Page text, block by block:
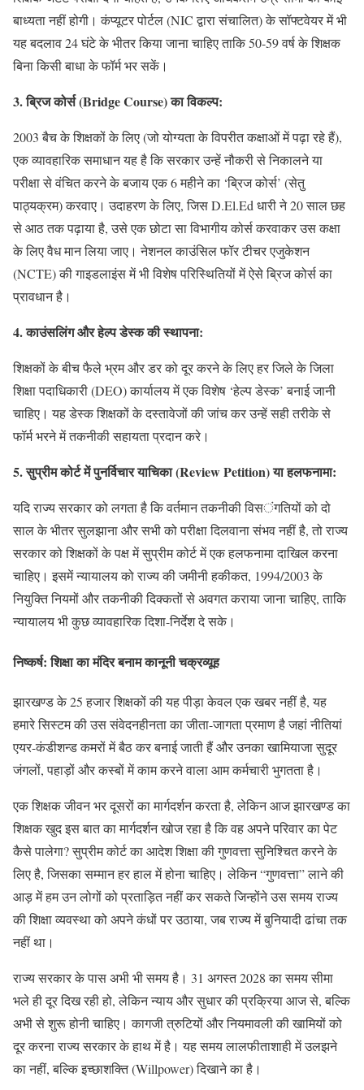
बाध्यता नहीं होगी। कंप्यूटर पोर्टल (NIC द्वारा संचालित) के सॉफ्टवेयर में भी
यह बदलाव 24 घंटे के भीतर किया जाना चाहिए ताकि 50-59 वर्ष के शिक्षक
बिना किसी बाधा के फॉर्म भर सकें।
3. ब्रिज कोर्स (Bridge Course) का विकल्प:
2003 बैच के शिक्षकों के लिए (जो योग्यता के विपरीत कक्षाओं में पढ़ा रहे हैं),
एक व्यावहारिक समाधान यह है कि सरकार उन्हें नौकरी से निकालने या
परीक्षा से वंचित करने के बजाय एक 6 महीने का ‘ब्रिज कोर्स’ (सेतु
पाठ्यक्रम) करवाए। उदाहरण के लिए, जिस D.El.Ed धारी ने 20 साल छह
से आठ तक पढ़ाया है, उसे एक छोटा सा विभागीय कोर्स करवाकर उस कक्षा
के लिए वैध मान लिया जाए। नेशनल काउंसिल फॉर टीचर एजुकेशन
(NCTE) की गाइडलाइंस में भी विशेष परिस्थितियों में ऐसे ब्रिज कोर्स का
प्रावधान है।
4. काउंसलिंग और हेल्प डेस्क की स्थापना:
शिक्षकों के बीच फैले भ्रम और डर को दूर करने के लिए हर जिले के जिला
शिक्षा पदाधिकारी (DEO) कार्यालय में एक विशेष ‘हेल्प डेस्क’ बनाई जानी
चाहिए। यह डेस्क शिक्षकों के दस्तावेजों की जांच कर उन्हें सही तरीके से
फॉर्म भरने में तकनीकी सहायता प्रदान करे।
5. सुप्रीम कोर्ट में पुनर्विचार याचिका (Review Petition) या हलफनामा:
यदि राज्य सरकार को लगता है कि वर्तमान तकनीकी विसंगतियों को दो
साल के भीतर सुलझाना और सभी को परीक्षा दिलवाना संभव नहीं है, तो राज्य
सरकार को शिक्षकों के पक्ष में सुप्रीम कोर्ट में एक हलफनामा दाखिल करना
चाहिए। इसमें न्यायालय को राज्य की जमीनी हकीकत, 1994/2003 के
नियुक्ति नियमों और तकनीकी दिक्कतों से अवगत कराया जाना चाहिए, ताकि
न्यायालय भी कुछ व्यावहारिक दिशा-निर्देश दे सके।
निष्कर्ष: शिक्षा का मंदिर बनाम कानूनी चक्रव्यूह
झारखण्ड के 25 हजार शिक्षकों की यह पीड़ा केवल एक खबर नहीं है, यह
हमारे सिस्टम की उस संवेदनहीनता का जीता-जागता प्रमाण है जहां नीतियां
एयर-कंडीशन्ड कमरों में बैठ कर बनाई जाती हैं और उनका खामियाजा सुदूर
जंगलों, पहाड़ों और कस्बों में काम करने वाला आम कर्मचारी भुगतता है।
एक शिक्षक जीवन भर दूसरों का मार्गदर्शन करता है, लेकिन आज झारखण्ड का
शिक्षक खुद इस बात का मार्गदर्शन खोज रहा है कि वह अपने परिवार का पेट
कैसे पालेगा? सुप्रीम कोर्ट का आदेश शिक्षा की गुणवत्ता सुनिश्चित करने के
लिए है, जिसका सम्मान हर हाल में होना चाहिए। लेकिन “गुणवत्ता” लाने की
आड़ में हम उन लोगों को प्रताड़ित नहीं कर सकते जिन्होंने उस समय राज्य
की शिक्षा व्यवस्था को अपने कंधों पर उठाया, जब राज्य में बुनियादी ढांचा तक
नहीं था।
राज्य सरकार के पास अभी भी समय है। 31 अगस्त 2028 का समय सीमा
भले ही दूर दिख रही हो, लेकिन न्याय और सुधार की प्रक्रिया आज से, बल्कि
अभी से शुरू होनी चाहिए। कागजी त्रुटियों और नियमावली की खामियों को
दूर करना राज्य सरकार के हाथ में है। यह समय लालफीताशाही में उलझने
का नहीं, बल्कि इच्छाशक्ति (Willpower) दिखाने का है।